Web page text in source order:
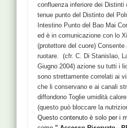
confluenza inferiore dei Distinti
tenue punto del Distinto del
Intestino Punto del Bao Mai
ed è in comunicazione con lo
(protettore del cuore) Consente
ruotare. (cfr. C. Di Stanislao,
Giugno 2004) azione su tutti i
sono strettamente correlati ai
che li conservano e ai canali
diffondono Toglie umidità
(questo può bloccare la
Questo contenuto è solo per i